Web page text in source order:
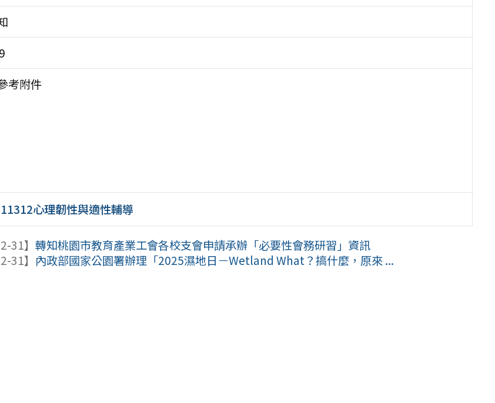
考附件
11312心理韌性與適性輔導
31】轉知桃園市教育產業工會各校支會申請承辦「必要性會務研習」資訊
31】 內政部國家公園署辦理「2025濕地日－Wetland What？搞什麼，原來 ...